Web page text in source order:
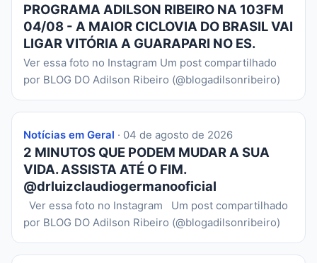
PROGRAMA ADILSON RIBEIRO NA 103FM
04/08 - A MAIOR CICLOVIA DO BRASIL VAI
LIGAR VITÓRIA A GUARAPARI NO ES.
Ver essa foto no Instagram Um post compartilhado
por BLOG DO Adilson Ribeiro (@blogadilsonribeiro)
Notícias em Geral · 04 de agosto de 2026
2 MINUTOS QUE PODEM MUDAR A SUA
VIDA. ASSISTA ATÉ O FIM.
@drluizclaudiogermanooficial
Ver essa foto no Instagram Um post compartilhado
por BLOG DO Adilson Ribeiro (@blogadilsonribeiro)